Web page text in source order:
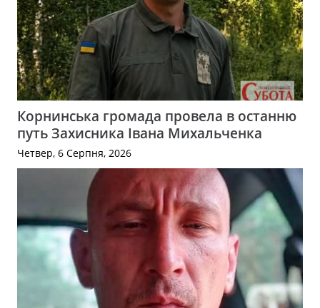
Корнинська громада провела в останню
путь Захисника Івана Михальченка
Четвер, 6 Серпня, 2026